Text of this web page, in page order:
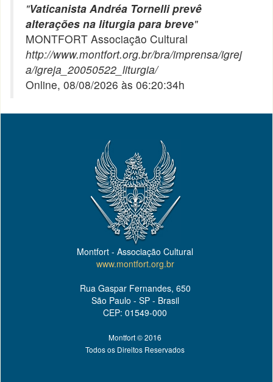
"Vaticanista Andréa Tornelli prevê
alterações na liturgia para breve"
MONTFORT Associação Cultural
http://www.montfort.org.br/bra/imprensa/igrej
a/igreja_20050522_liturgia/
Online, 08/08/2026 às 06:20:34h
Montfort - Associação Cultural
www.montfort.org.br
Rua Gaspar Fernandes, 650
São Paulo - SP - Brasil
CEP: 01549-000
Montfort © 2016
Todos os Direitos Reservados